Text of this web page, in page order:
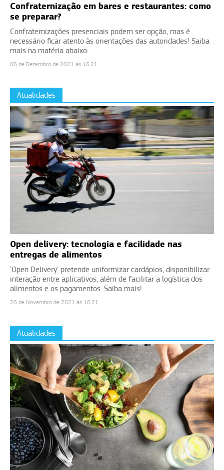
Confraternização em bares e restaurantes: como
se preparar?
Confraternizações presenciais podem ser opção, mas é
necessário ficar atento às orientações das autoridades! Saiba
mais na matéria abaixo:
06 de Dezembro de 2021 às 16:21
Atualidades
Open delivery: tecnologia e facilidade nas
entregas de alimentos
'Open Delivery' pretende uniformizar cardápios, disponibilizar
interação entre aplicativos, além de facilitar a logística dos
alimentos e os pagamentos. Saiba mais!
26 de Novembro de 2021 às 16:21
Atualidades